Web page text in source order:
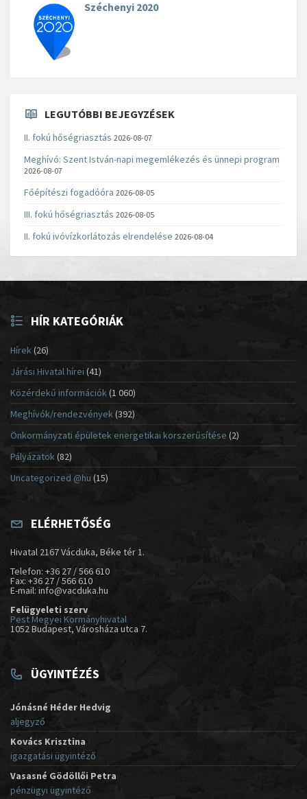
Széchenyi 2020
LEGUTÓBBI BEJEGYZÉSEK
II. fokú hőségriasztás 2026-08-07
Meghívó: Szent István-napi megemlékezés és ünnepi program
2026-08-07
Főépítészi fogadóóra 2026-08-05
III. fokú hőségriasztás 2026-08-05
II. fokú ivóvízkorlátozás elrendelése 2026-08-04
HÍR KATEGÓRIÁK
Hírek(26)
Járási Hivatal hírei (41)
Közérdekű információk(1 060)
Meghívók/rendezvények (392)
Önkormányzati épületek energetikai korszerűsítése (2)
Pályázatok (82)
Uncategorized @hu (15)
ELÉRHETŐSÉG
Hivatal 2167 Vácduka, Béke tér 1.
Telefon: +36 27 / 566 610
Fax: +36 27 / 566 610
E-mail: info@vacduka.hu
Felügyeleti szerv
Pest Megyei Kormányhivatal
1052 Budapest, Városháza utca 7.
ÜGYINTÉZÉS
Jónásné Héder Hedvig
aljegyző
Kovács Krisztina
igazgatási ügyintéző
Vasasné Gödöllői Petra
pénzügyi ügyintéző